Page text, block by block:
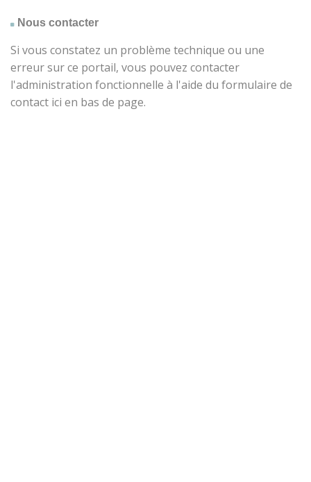
Nous contacter
Si vous constatez un problème technique ou une
erreur sur ce portail, vous pouvez contacter
l'administration fonctionnelle à l'aide du formulaire de
contact ici en bas de page.